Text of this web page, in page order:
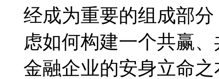
经成为重要的组成部
虑如何构建一个共赢
金融企业的安身立命之